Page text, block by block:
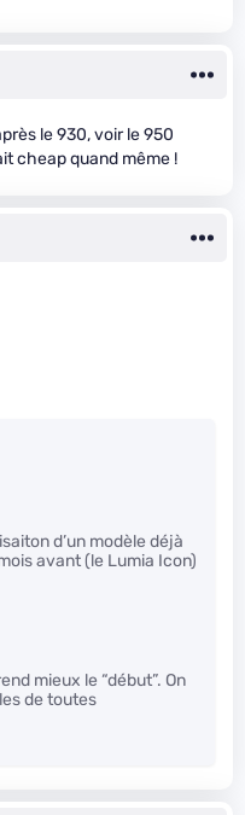
le 930, voir le 950
cheap quand même !
d’un modèle déjà
avant (le Lumia Icon)
mieux le “début”. On
de toutes